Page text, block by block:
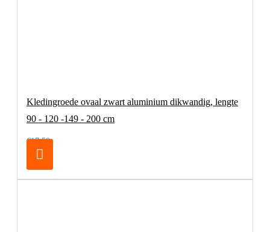
Kledingroede ovaal zwart aluminium dikwandig, lengte
90 - 120 -149 - 200 cm
€17,50